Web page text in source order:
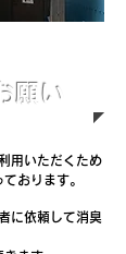
願い
用いただくため
ております。
に依頼して消臭